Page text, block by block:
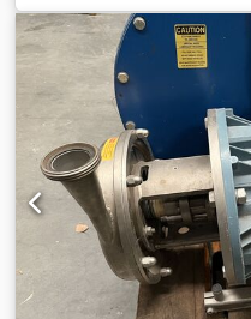
Θέση τοποθέτησης: VB